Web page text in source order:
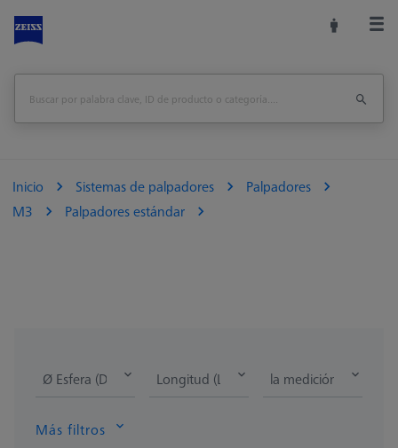
Inicio Sistemas de palpadores
Palpadores
M3
Palpadores estándar
Ø Esfera (DK) Longitud (L) la medición de la
Más filtros